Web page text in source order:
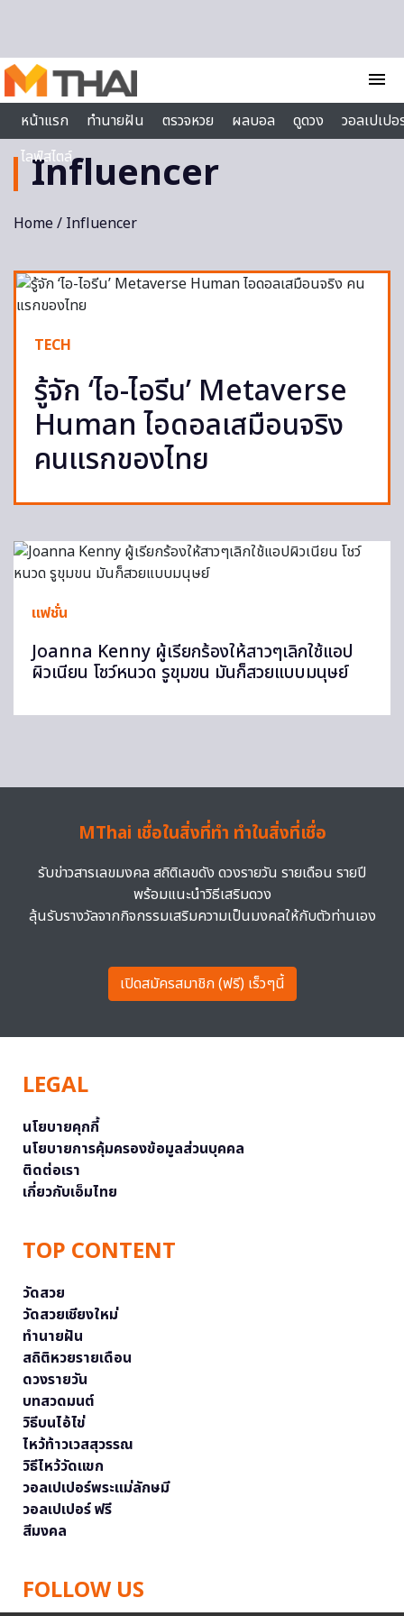
menu
หน้าแรก
ทำนายฝัน ตรวจหวย ผลบอล ดูดวง
วอลเปเป
ไลฟ์สไตล์
Influencer
Home/ Influencer
TECH
รู้จัก ‘ไอ-ไอรีน’ Metaverse
Human ไอดอลเสมือนจริง
คนแรกของไทย
แฟชั่น
Joanna Kenny ผู้เรียกร้องให้สาวๆเลิกใช้แอป
ผิวเนียน โชว์หนวด รูขุมขน มันก็สวยแบบมนุษย์
MThai เชื่อในสิ่งที่ทำ ทำในสิ่งที่เชื่อ
รับข่าวสารเลขมงคล สถิติเลขดัง ดวงรายวัน รายเดือน รายปี
พร้อมแนะนำวิธีเสริมดวง
ลุ้นรับรางวัลจากกิจกรรมเสริมความเป็นมงคลให้กับตัวท่านเอง
เปิดสมัครสมาชิก (ฟรี) เร็วๆนี้
LEGAL
นโยบายคุกกี้
นโยบายการคุ้มครองข้อมูลส่วนบุคคล
ติดต่อเรา
เกี่ยวกับเอ็มไทย
TOP CONTENT
วัดสวย
วัดสวยเชียงใหม่
ทำนายฝัน
สถิติหวยรายเดือน
ดวงรายวัน
บทสวดมนต์
วิธีบนไอ้ไข่
ไหว้ท้าวเวสสุวรรณ
วิธีไหว้วัดแขก
วอลเปเปอร์พระแม่ลักษมี
วอลเปเปอร์ ฟรี
สีมงคล
FOLLOW US